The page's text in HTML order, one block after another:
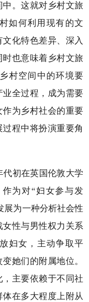
。这就对乡村文旅
如何利用现有的文
化特色差异、深入
也意味着乡村文旅
村空间中的环境要
全过程，成为需要
为乡村社会的重要
程中将扮演重要角
代初在英国伦敦大学
为对“妇女参与发
展为一种分析社会性
性与男性权力关系
妇女，主动争取平
她们的附属地位。
主要依赖于不同社
在多大程度上附从